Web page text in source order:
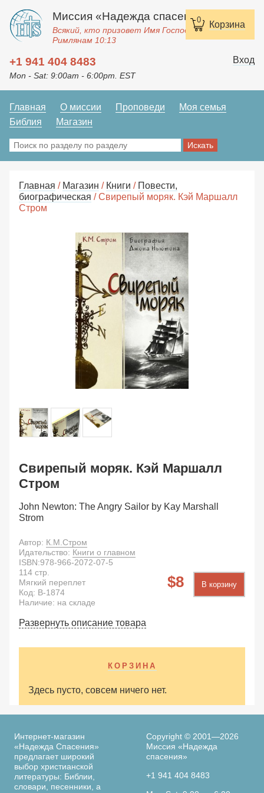
0 Корзина
Миссия «Надежда спасения»
Всякий, кто призовет Имя Господне, спасется.
Римлянам 10:13
+1 941 404 8483
Mon - Sat: 9:00am - 6:00pm. EST
Вход
Главная О миссии Проповеди
Моя семья
Библия
Магазин
Главная / Магазин / Книги / Повести,
биографическая / Свирепый моряк. Кэй Маршалл
Стром
Свирепый моряк. Кэй Маршалл
Стром
John Newton: The Angry Sailor by Kay Marshall
Strom
Автор: К.М.Стром
Идательство: Книги о главном
8 В корзину
ISBN:978-966-2072-07-5
114 стр.
Мягкий переплет
Код: B-1874
Наличие: на складе
Развернуть описание товара
КОРЗИНА
Здесь пусто, совсем ничего нет.
Интернет-магазин
«Надежда Спасения»
предлагает широкий
выбор христианской
литературы: Библии,
словари, песенники, а
Copyright © 2001—2026
Миссия «Надежда
спасения»
+1 941 404 8483